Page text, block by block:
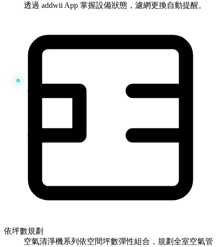
透過 addwii App 掌握設備狀態，濾網更換自動提醒。
依坪數規劃
空氣清淨機系列依空間坪數彈性組合，規劃全室空氣管